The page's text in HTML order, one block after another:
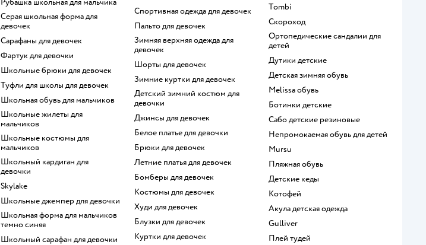
Серая школьная форма для
девочек
Сарафаны для девочек
Фартук для девочки
Школьные брюки для девочек
Туфли для школы для девочек
Школьная обувь для мальчиков
Школьные жилеты для
мальчиков
Школьные костюмы для
мальчиков
Школьный кардиган для
девочки
Skylake
Школьные джемпер для девочки
Школьная форма для мальчиков
темно синяя
Школьный сарафан для девочки
Спортивная одежда для девочек
Пальто для девочек
Зимняя верхняя одежда для
девочек
Шорты для девочек
Зимние куртки для девочек
Детский зимний костюм для
девочки
Джинсы для девочек
Белое платье для девочки
Брюки для девочек
Летние платья для девочек
Бомберы для девочек
Костюмы для девочек
Худи для девочек
Блузки для девочек
Куртки для девочек
Tombi
Скороход
Ортопедические сандалии для
детей
Дутики детские
Детская зимняя обувь
Melissa обувь
Ботинки детские
Сабо детские резиновые
Непромокаемая обувь для детей
Mursu
Пляжная обувь
Детские кеды
Котофей
Акула детская одежда
Gulliver
Плей тудей